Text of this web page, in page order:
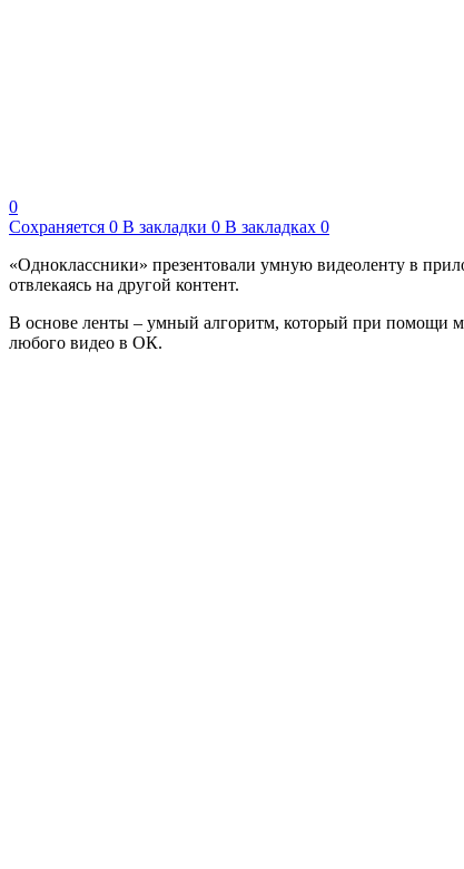
0
Сохраняется 0 В закладки 0 В закладках 0
«Одноклассники» презентовали умную видеоленту в
отвлекаясь на другой контент.
В основе ленты – умный алгоритм, который при помощи
любого видео в ОК.